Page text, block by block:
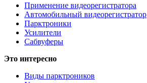
Применение видеорегистратора
Автомобильный видеорегистратор
Парктроники
Усилители
Cабвуферы
Это интересно
Виды парктроников